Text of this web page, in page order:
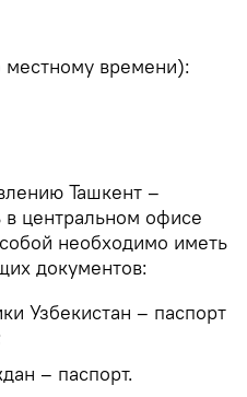
времени):
Ташкент –
центральном офисе
необходимо иметь
документов:
Узбекистан – паспорт
– паспорт.